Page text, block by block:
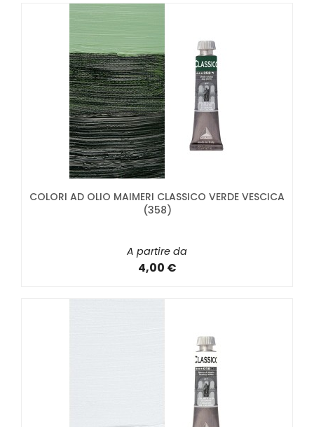
COLORI AD OLIO MAIMERI CLASSICO VERDE VESCICA
(358)
A partire da
4,00 €